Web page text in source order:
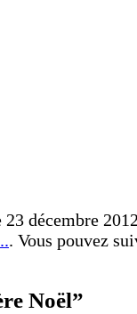
décembre
. Vous pouvez
Noël”